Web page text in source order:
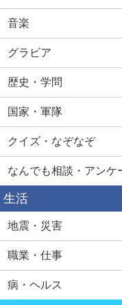
音楽
グラビア
歴史・学問
国家・軍隊
クイズ・なぞなぞ
なんでも相談・アンケ
生活
地震・災害
職業・仕事
病・ヘルス